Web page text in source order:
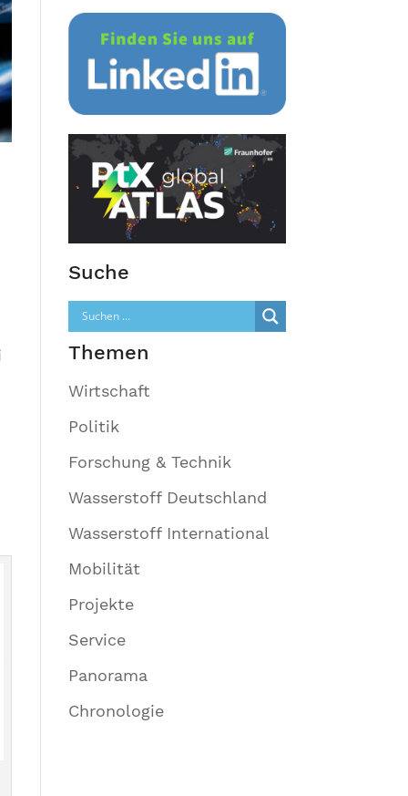
Suche
Themen
Wirtschaft
Politik
Forschung & Technik
Wasserstoff Deutschland
Wasserstoff International
Mobilität
Projekte
Service
Panorama
Chronologie